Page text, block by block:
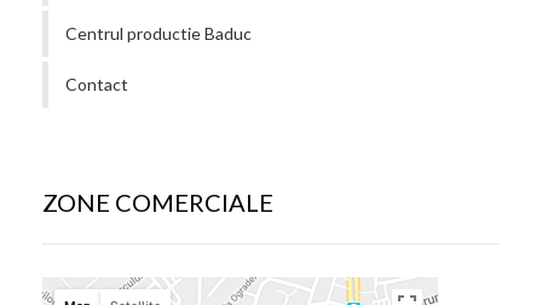
Centrul productie Baduc
Contact
ZONE COMERCIALE